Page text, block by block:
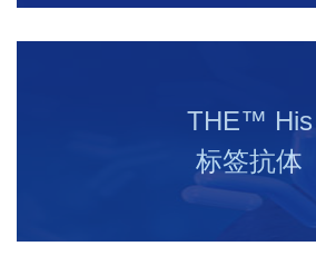
THE™ His
标签抗体